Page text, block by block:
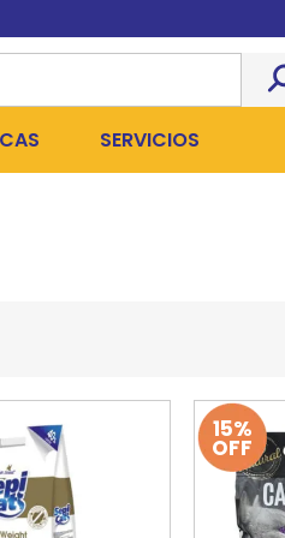
SERVICIOS
Cirugías Coordinadas
15%
OFF